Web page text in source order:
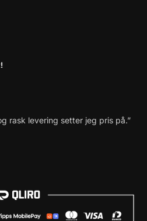
rask levering setter jeg pris på.”